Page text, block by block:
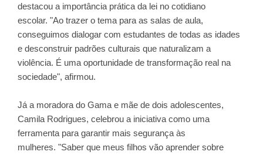
destacou a importância prática da lei no cotidiano
escolar. "Ao trazer o tema para as salas de aula,
conseguimos dialogar com estudantes de todas as idades
e desconstruir padrões culturais que naturalizam a
violência. É uma oportunidade de transformação real na
sociedade", afirmou.
Já a moradora do Gama e mãe de dois adolescentes,
Camila Rodrigues, celebrou a iniciativa como uma
ferramenta para garantir mais segurança às
mulheres. "Saber que meus filhos vão aprender sobre